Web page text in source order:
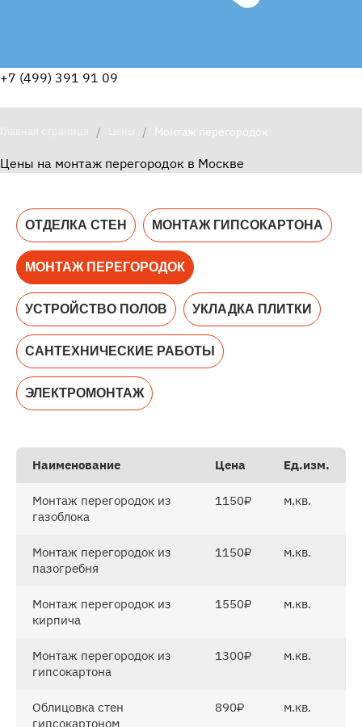
+7 (499) 391 91 09
/ / Монтаж перегородок
Цены на монтаж перегородок в Москве
ОТДЕЛКА СТЕН МОНТАЖ ГИПСОКАРТОНА
МОНТАЖ ПЕРЕГОРОДОК
УСТРОЙСТВО ПОЛОВ УКЛАДКА ПЛИТКИ
САНТЕХНИЧЕСКИЕ РАБОТЫ
ЭЛЕКТРОМОНТАЖ
Наименование Цена Ед.изм.
Монтаж перегородок из
газоблока
1150₽ м.кв.
Монтаж перегородок из
пазогребня
1150₽ м.кв.
Монтаж перегородок из
кирпича
1550₽ м.кв.
Монтаж перегородок из
гипсокартона
1300₽ м.кв.
Облицовка стен
гипсокартоном
890₽ м.кв.